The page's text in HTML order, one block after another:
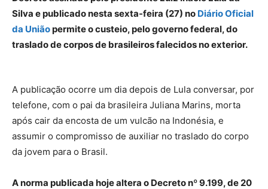
Silva e publicado nesta sexta-feira (27) no Diário Oficial
da Uniãopermite o custeio, pelo governo federal, do
traslado de corpos de brasileiros falecidos no exterior.
A publicação ocorre um dia depois de Lula conversar, por
telefone, com o pai da brasileira Juliana Marins, morta
após cair da encosta de um vulcão na Indonésia, e
assumir o compromisso de auxiliar no traslado do corpo
da jovem para o Brasil.
A norma publicada hoje altera o Decreto nº 9.199, de 20